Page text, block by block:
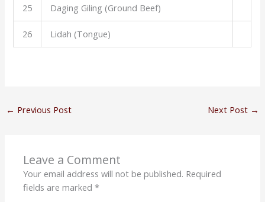
25 Daging Giling (Ground Beef)
26 Lidah (Tongue)
← Previous Post Next Post →
Leave a Comment
Your email address will not be published. Required
fields are marked*